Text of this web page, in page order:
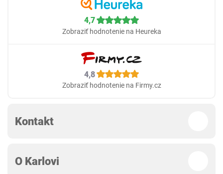
4,7
Zobraziť hodnotenie na Heureka
4,8
Zobraziť hodnotenie na Firmy.cz
Kontakt
O Karlovi